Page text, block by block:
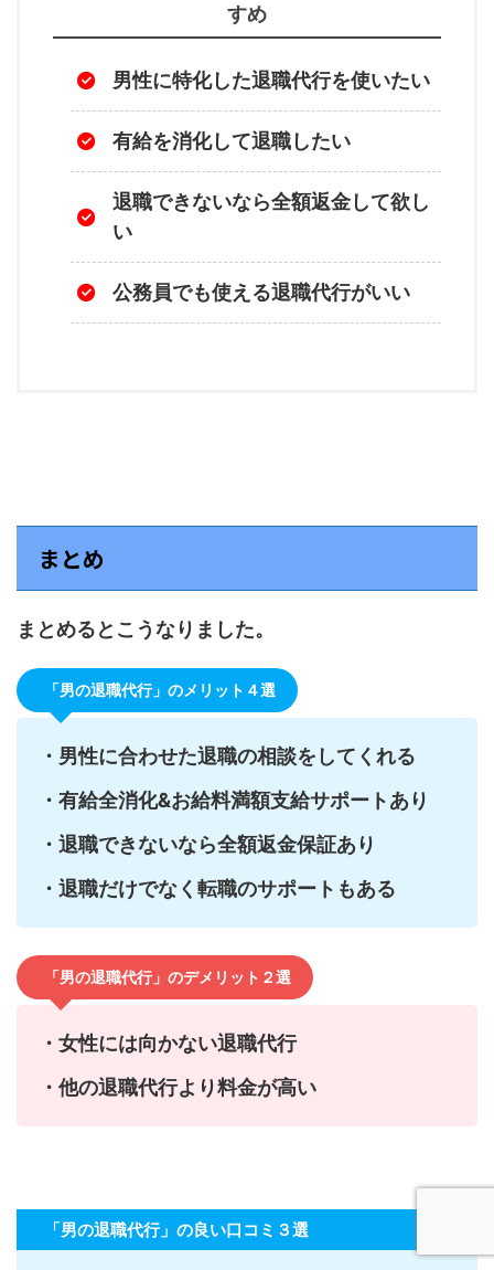
すめ
男性に特化した退職代行を使いたい
有給を消化して退職したい
退職できないなら全額返金して欲し
い
公務員でも使える退職代行がいい
まとめ
まとめるとこうなりました。
「男の退職代行」のメリット４選
・男性に合わせた退職の相談をしてくれる
・有給全消化&お給料満額支給サポートあり
・退職できないなら全額返金保証あり
・退職だけでなく転職のサポートもある
「男の退職代行」のデメリット２選
・女性には向かない退職代行
・他の退職代行より料金が高い
「男の退職代行」の良い口コミ３選